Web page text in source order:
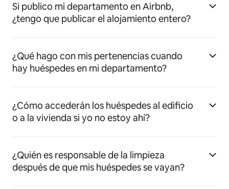
Si publico mi departamento en Airbnb,
¿tengo que publicar el alojamiento entero?
¿Qué hago con mis pertenencias cuando
hay huéspedes en mi departamento?
¿Cómo accederán los huéspedes al edificio
o a la vivienda si yo no estoy ahí?
¿Quién es responsable de la limpieza
después de que mis huéspedes se vayan?